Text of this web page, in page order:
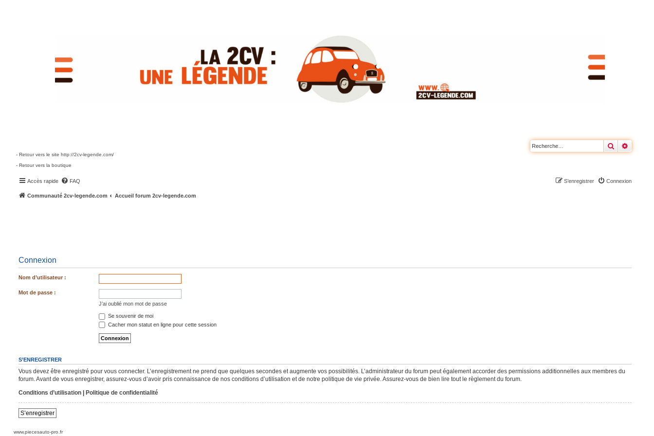
Rechercher
- Retour vers le site http://2cv-legende.com/
- Retour vers la boutique
Accès rapide FAQ Connexion
S’enregistrer
Communauté 2cv-legende.com Accueil forum 2cv-legende.com
Connexion
Nom d’utilisateur :
Mot de passe :
J’ai oublié mon mot de passe
Se souvenir de moi
Cacher mon statut en ligne pour cette session
S’ENREGISTRER
Vous devez être enregistré pour vous connecter. L’enregistrement ne prend que quelques secondes et augmente vos possibilités. L’administrateur du forum peut également accorder des permissions additionnelles aux membres du
forum. Avant de vous enregistrer, assurez-vous d’avoir pris connaissance de nos conditions d’utilisation et de notre politique de vie privée. Assurez-vous de bien lire tout le règlement du forum.
Conditions d’utilisation| Politique de confidentialité
S’enregistrer
www.piecesauto-pro.fr